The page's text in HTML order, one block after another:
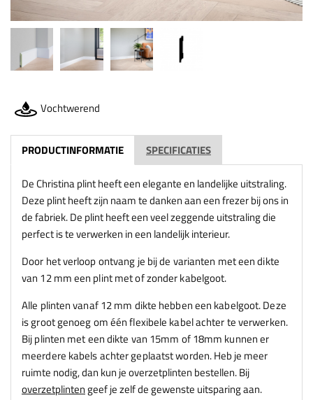
Vochtwerend
PRODUCTINFORMATIE SPECIFICATIES
De Christina plint heeft een elegante en landelijke uitstraling.
Deze plint heeft zijn naam te danken aan een frezer bij ons in
de fabriek. De plint heeft een veel zeggende uitstraling die
perfect is te verwerken in een landelijk interieur.
Door het verloop ontvang je bij de varianten met een dikte
van 12 mm een plint met of zonder kabelgoot.
Alle plinten vanaf 12 mm dikte hebben een kabelgoot. Deze
is groot genoeg om één flexibele kabel achter te verwerken.
Bij plinten met een dikte van 15mm of 18mm kunnen er
meerdere kabels achter geplaatst worden.Heb je meer
ruimte nodig, dan kun je overzetplinten bestellen. Bij
overzetplinten geef je zelf de gewenste uitsparing aan.